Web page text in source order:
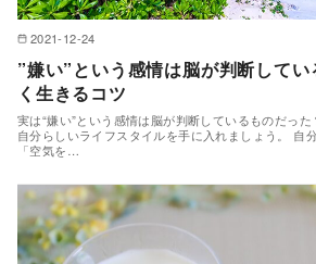
2021-12-24
”嫌い”という感情は脳が判断して
く生きるコツ
実は“嫌い”という感情は脳が判断しているものだった
自分らしいライフスタイルを手に入れましょう。 自
「空気を…